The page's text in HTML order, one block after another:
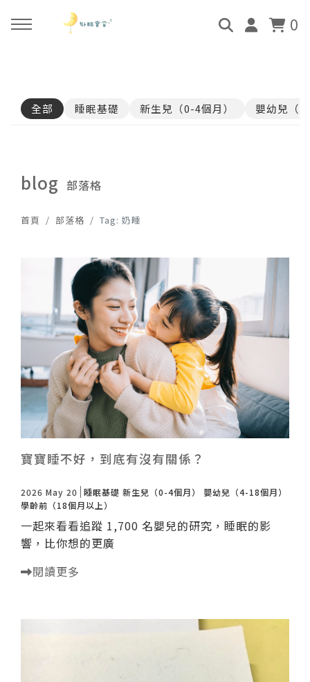
0
關於好眠師
好眠師服務
好眠寶寶 X 企業合作
好眠師認證班
畢業顧問
諮詢服務
0-4個月
4個月-3歲
3歲-5歲
諮詢評價
好眠學苑
學苑評價
全部 睡眠基礎 新生兒（0-4個月） 嬰幼兒（
blog 部落格
首頁 部落格 Tag: 奶睡
寶寶睡不好，到底有沒有關係？
2026 May 20 睡眠基礎 新生兒（0-4個月）
嬰幼兒（4-18個月）
學齡前（18個月以上）
一起來看看追蹤 1,700 名嬰兒的研究，睡眠的影
響，比你想的更廣
閱讀更多